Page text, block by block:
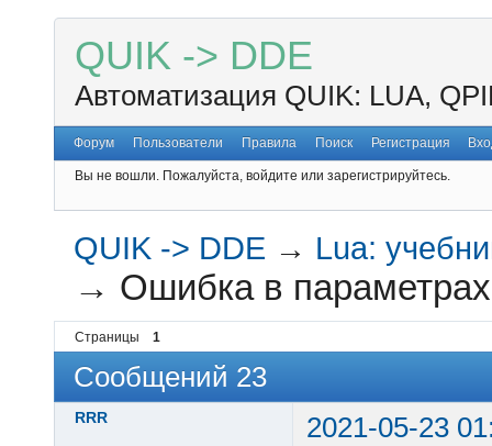
QUIK -> DDE
Автоматизация QUIK: LUA,
Форум Пользователи Правила Поиск Регистрация
Вы не вошли. Пожалуйста, войдите или зарегистрируйтесь.
QUIK -> DDE → Lua:
→ Ошибка в
Страницы 1
Сообщений 23
RRR 2021-05-23